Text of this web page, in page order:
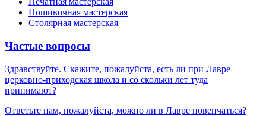
Пошивочная мастерская
Столярная мастерская
Частые вопросы
Здравствуйте. Скажите, пожалуйста, есть ли при Лавре
церковно-приходская школа и со скольки лет туда
принимают?
Ответьте нам, пожалуйста, можно ли в Лавре повенчаться?